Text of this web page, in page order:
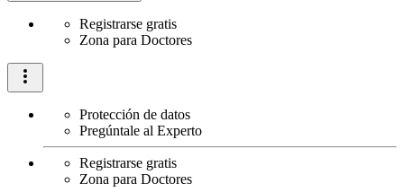
Registrarse gratis
Zona para Doctores
Protección de datos
Pregúntale al Experto
Registrarse gratis
Zona para Doctores